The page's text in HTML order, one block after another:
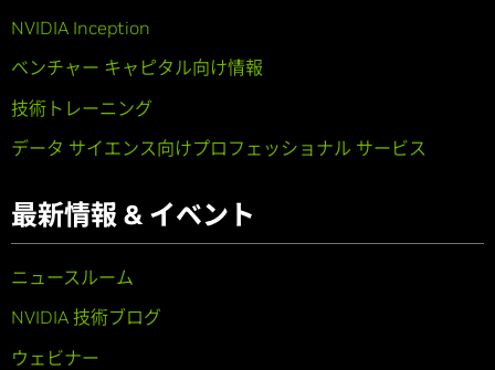
NVIDIA Inception
ベンチャー キャピタル向け情報
技術トレーニング
データ サイエンス向けプロフェッショナル サービス
最新情報 & イベント
ニュースルーム
NVIDIA 技術ブログ
ウェビナー